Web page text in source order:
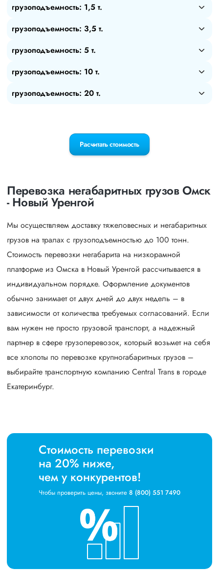
грузоподъемность: 1,5 т.
грузоподъемность: 3,5 т.
грузоподъемность: 5 т.
грузоподъемность: 10 т.
грузоподъемность: 20 т.
Расчитать стоимость
Перевозка негабаритных грузов Омск
- Новый Уренгой
Мы осуществляем доставку тяжеловесных и негабаритных
грузов на тралах с грузоподъемностью до 100 тонн.
Стоимость перевозки негабарита на низкорамной
платформе из Омска в Новый Уренгой рассчитывается в
индивидуальном порядке. Оформление документов
обычно занимает от двух дней до двух недель – в
зависимости от количества требуемых согласований. Если
вам нужен не просто грузовой транспорт, а надежный
партнер в сфере грузоперевозок, который возьмет на себя
все хлопоты по перевозке крупногабаритных грузов –
выбирайте транспортную компанию Central Trans в городе
Екатеринбург.
Стоимость перевозки
на 20% ниже,
чем у конкурентов!
Чтобы проверить цены, звоните 8 (800) 551 7490